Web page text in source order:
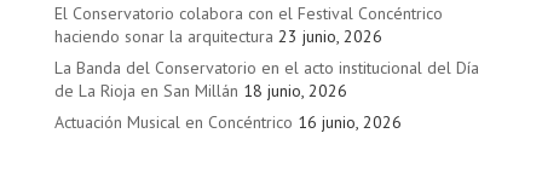
El Conservatorio colabora con el Festival Concéntrico
haciendo sonar la arquitectura 23 junio, 2026
La Banda del Conservatorio en el acto institucional del Día
de La Rioja en San Millán 18 junio, 2026
Actuación Musical en Concéntrico 16 junio, 2026